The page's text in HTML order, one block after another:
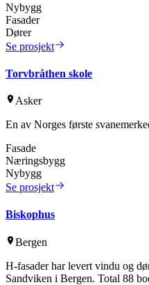
Nybygg
Fasader
Dører
Se prosjekt
Torvbråthen skole
Asker
En av Norges første
Fasade
Næringsbygg
Nybygg
Se prosjekt
Biskophus
Bergen
H-fasader har levert vindu og
Sandviken i Bergen. Total 88